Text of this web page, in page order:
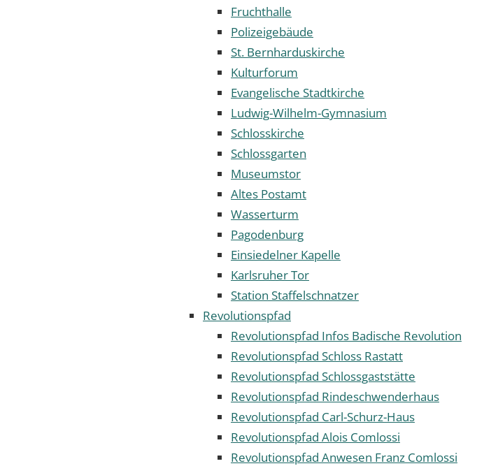
Fruchthalle
Polizeigebäude
St. Bernharduskirche
Kulturforum
Evangelische Stadtkirche
Ludwig-Wilhelm-Gymnasium
Schlosskirche
Schlossgarten
Museumstor
Altes Postamt
Wasserturm
Pagodenburg
Einsiedelner Kapelle
Karlsruher Tor
Station Staffelschnatzer
Revolutionspfad
Revolutionspfad Infos Badische Revolution
Revolutionspfad Schloss Rastatt
Revolutionspfad Schlossgaststätte
Revolutionspfad Rindeschwenderhaus
Revolutionspfad Carl-Schurz-Haus
Revolutionspfad Alois Comlossi
Revolutionspfad Anwesen Franz Comlossi